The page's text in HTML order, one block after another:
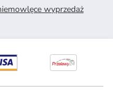
wyprzedaż